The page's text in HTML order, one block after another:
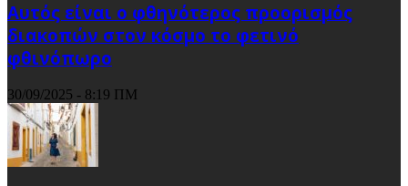
Αυτός είναι ο φθηνότερος προορισμός
διακοπών στον κόσμο το φετινό
φθινόπωρο
30/09/2025 - 8:19 ΠΜ